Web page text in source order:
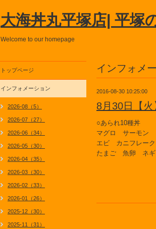
大海丼丸平塚店| 平塚
Welcome to our homepage
インフォメ
2016-08-30 10:25:00
8月30日【
○あられ10種丼
マグロ サーモ
エビ カニフレー
たまご 魚卵 ネギ
トップページ
インフォメーション
2026-08（5）
2026-07（27）
2026-06（34）
2026-05（30）
2026-04（35）
2026-03（30）
2026-02（33）
2026-01（26）
2025-12（30）
2025-11（31）